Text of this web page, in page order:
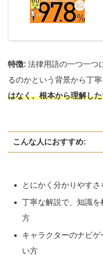
特徴: 法律用語の一つ一つ
るのかという背景から丁
はなく、根本から理解し
こんな人におすすめ:
とにかく分かりやす
丁寧な解説で、知識
方
キャラクターのナビ
い方